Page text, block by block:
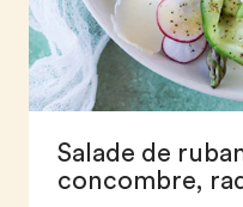
Salade de
concombre,